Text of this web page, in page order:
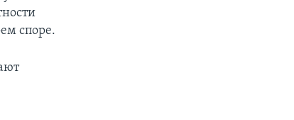
споре.